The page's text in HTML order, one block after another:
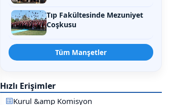
Tıp Fakültesinde Mezuniyet
Coşkusu
Tüm Manşetler
Hızlı Erişimler
Kurul &amp Komisyon